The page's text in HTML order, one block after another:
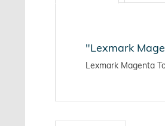
"Lexmark
Lexmark Magenta